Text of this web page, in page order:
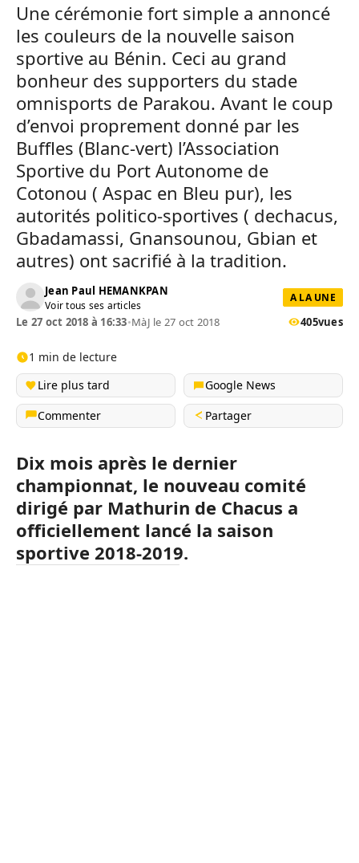
Une cérémonie fort simple a annoncé
les couleurs de la nouvelle saison
sportive au Bénin. Ceci au grand
bonheur des supporters du stade
omnisports de Parakou. Avant le coup
d’envoi proprement donné par les
Buffles (Blanc-vert) l’Association
Sportive du Port Autonome de
Cotonou ( Aspac en Bleu pur), les
autorités politico-sportives ( dechacus,
Gbadamassi, Gnansounou, Gbian et
autres) ont sacrifié à la tradition.
Jean Paul HEMANKPAN
Voir tous ses articles
A LA UNE
Le 27 oct 2018 à 16:33•MàJ le 27 oct 2018 405vues
1 min de lecture
Lire plus tard
Google News
Commenter
Partager
Dix mois après le dernier
championnat, le nouveau comité
dirigé par Mathurin de Chacus a
officiellement lancé la saison
sportive 2018-2019.